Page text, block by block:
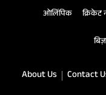
ओलिंपिक क्रिकेट
About Us Contact